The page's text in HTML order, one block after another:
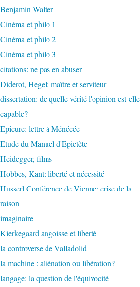
Benjamin Walter
Cinéma et philo 1
Cinéma et philo 2
Cinéma et philo 3
citations: ne pas en abuser
Diderot, Hegel: maître et serviteur
dissertation: de quelle vérité l'opinion est-elle
capable?
Epicure: lettre à Ménécée
Etude du Manuel d'Epictète
Heidegger, films
Hobbes, Kant: liberté et nécessité
Husserl Conférence de Vienne: crise de la
raison
imaginaire
Kierkegaard angoisse et liberté
la controverse de Valladolid
la machine : aliénation ou libération?
langage: la question de l'équivocité